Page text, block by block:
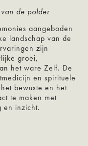
de polder
aangeboden
landschap van de
zijn
groei,
het ware Zelf. De
en spirituele
bewuste en het
te maken met
en inzicht.